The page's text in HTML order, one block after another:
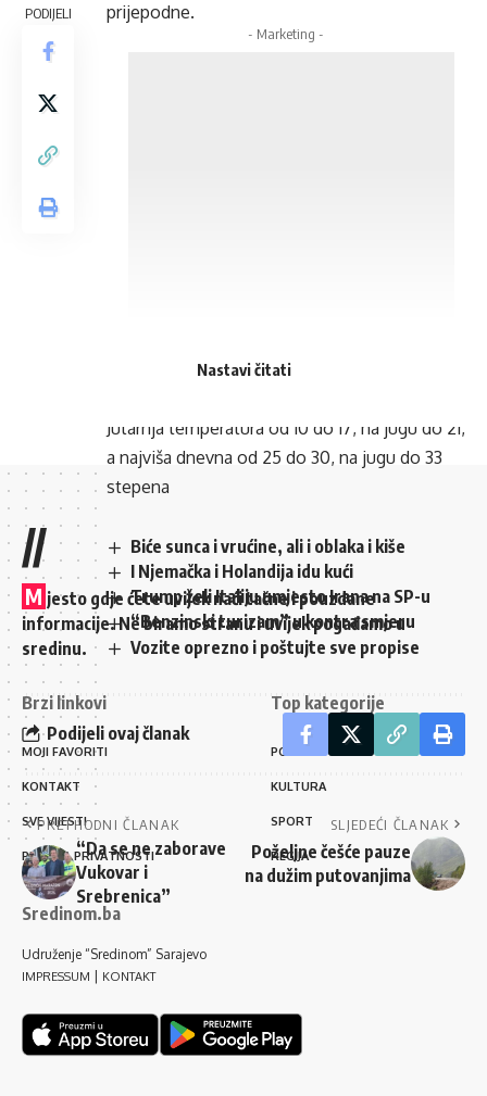
PODIJELI
prijepodne.
- Marketing -
polovini dana širom zemlje su mogući lokalni
Jutarnja temperatura od 10 do 17, na jugu do 21,
a najviša dnevna od 25 do 30, na jugu do 33
stepena
Biće sunca i vrućine, ali i oblaka i kiše
I Njemačka i Holandija idu kući
Trump želi Italiju umjesto Irana na SP-u
“Benzinski turizam” u kontra smjeru
Vozite oprezno i poštujte sve propise
Podijeli ovaj članak
PRETHODNI ČLANAK
“Da se ne zaborave
Vukovar i
Srebrenica”
SLJEDEĆI ČLANAK
Poželjne češće pauze
na dužim putovanjima
Nastavi čitati
//
M jesto gdje ćete uvijek naći tačne i pouzdane
informacije. Ne biramo stranu i uvijek pogađamo u
sredinu.
Brzi linkovi
MOJI FAVORITI
KONTAKT
SVE VIJESTI
PRAVILA PRIVATNOSTI
Top kategorije
POLITIKA
KULTURA
SPORT
REGIJA
Sredinom.ba
Udruženje “Sredinom” Sarajevo
IMPRESSUM | KONTAKT